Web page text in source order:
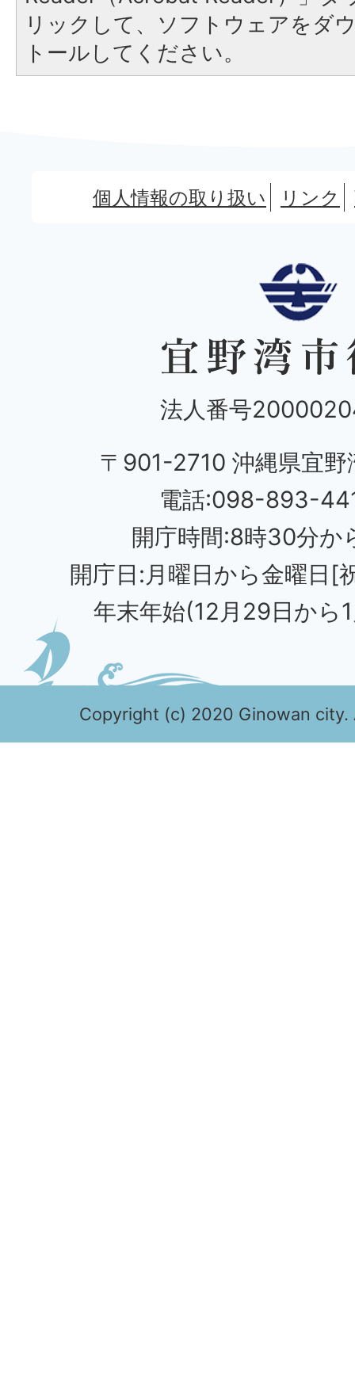
リックして、ソフトウェアをダ
トールしてください。
個人情報の取り扱い リンク
法人番号
〒901-2710 沖縄県宜野
電話:098-893-
開庁時間:8時30分か
開庁日:月曜日から金曜日[
年末年始(12月29日から
Copyright (c) 2020 Ginowan city.